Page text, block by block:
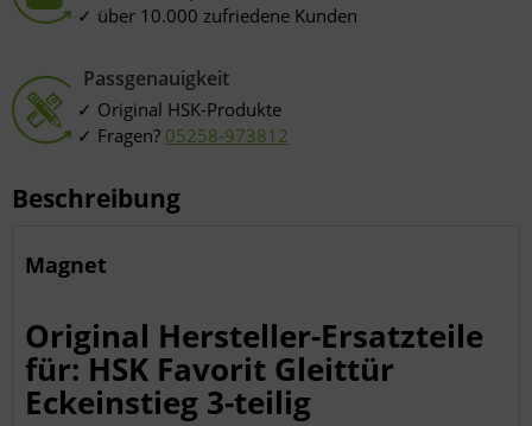
über 10.000 zufriedene Kunden
Passgenauigkeit
Original HSK-Produkte
Fragen? 05258-973812
Beschreibung
Magnet
Original Hersteller-Ersatzteile
für: HSK Favorit Gleittür
Eckeinstieg 3-teilig